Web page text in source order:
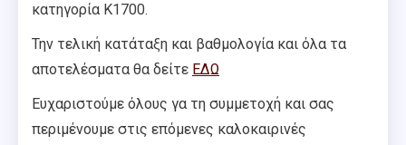
κατηγορία Κ1700.
Την τελική κατάταξη και βαθμολογία και όλα τα
αποτελέσματα θα δείτε ΕΔΩ
Ευχαριστούμε όλους γα τη συμμετοχή και σας
περιμένουμε στις επόμενες καλοκαιρινές